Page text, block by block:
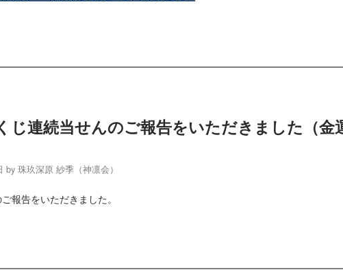
じ連続当せんのご報告をいただきました（金
by 珠玖深原 紗季（神凛会）
報告をいただきました。